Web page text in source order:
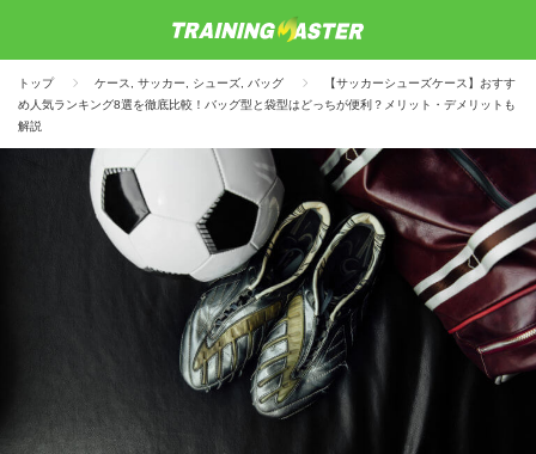
トップ ケース サッカー シューズ バッグ
【サッカーシューズケース】おすす
め人気ランキング8選を徹底比較！バッグ型と袋型はどっちが便利？メリット・デメリットも
解説